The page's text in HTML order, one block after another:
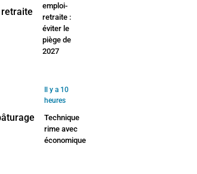
emploi-
retraite :
éviter le
piège de
2027
Il y a 10
heures
Technique
rime avec
économique